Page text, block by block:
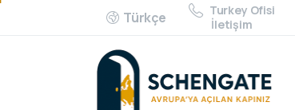
Türkçe
Turkey Ofisi
İletişim